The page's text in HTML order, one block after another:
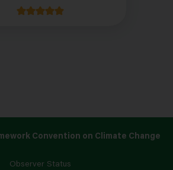
Convention on Climate Change
Observer Status